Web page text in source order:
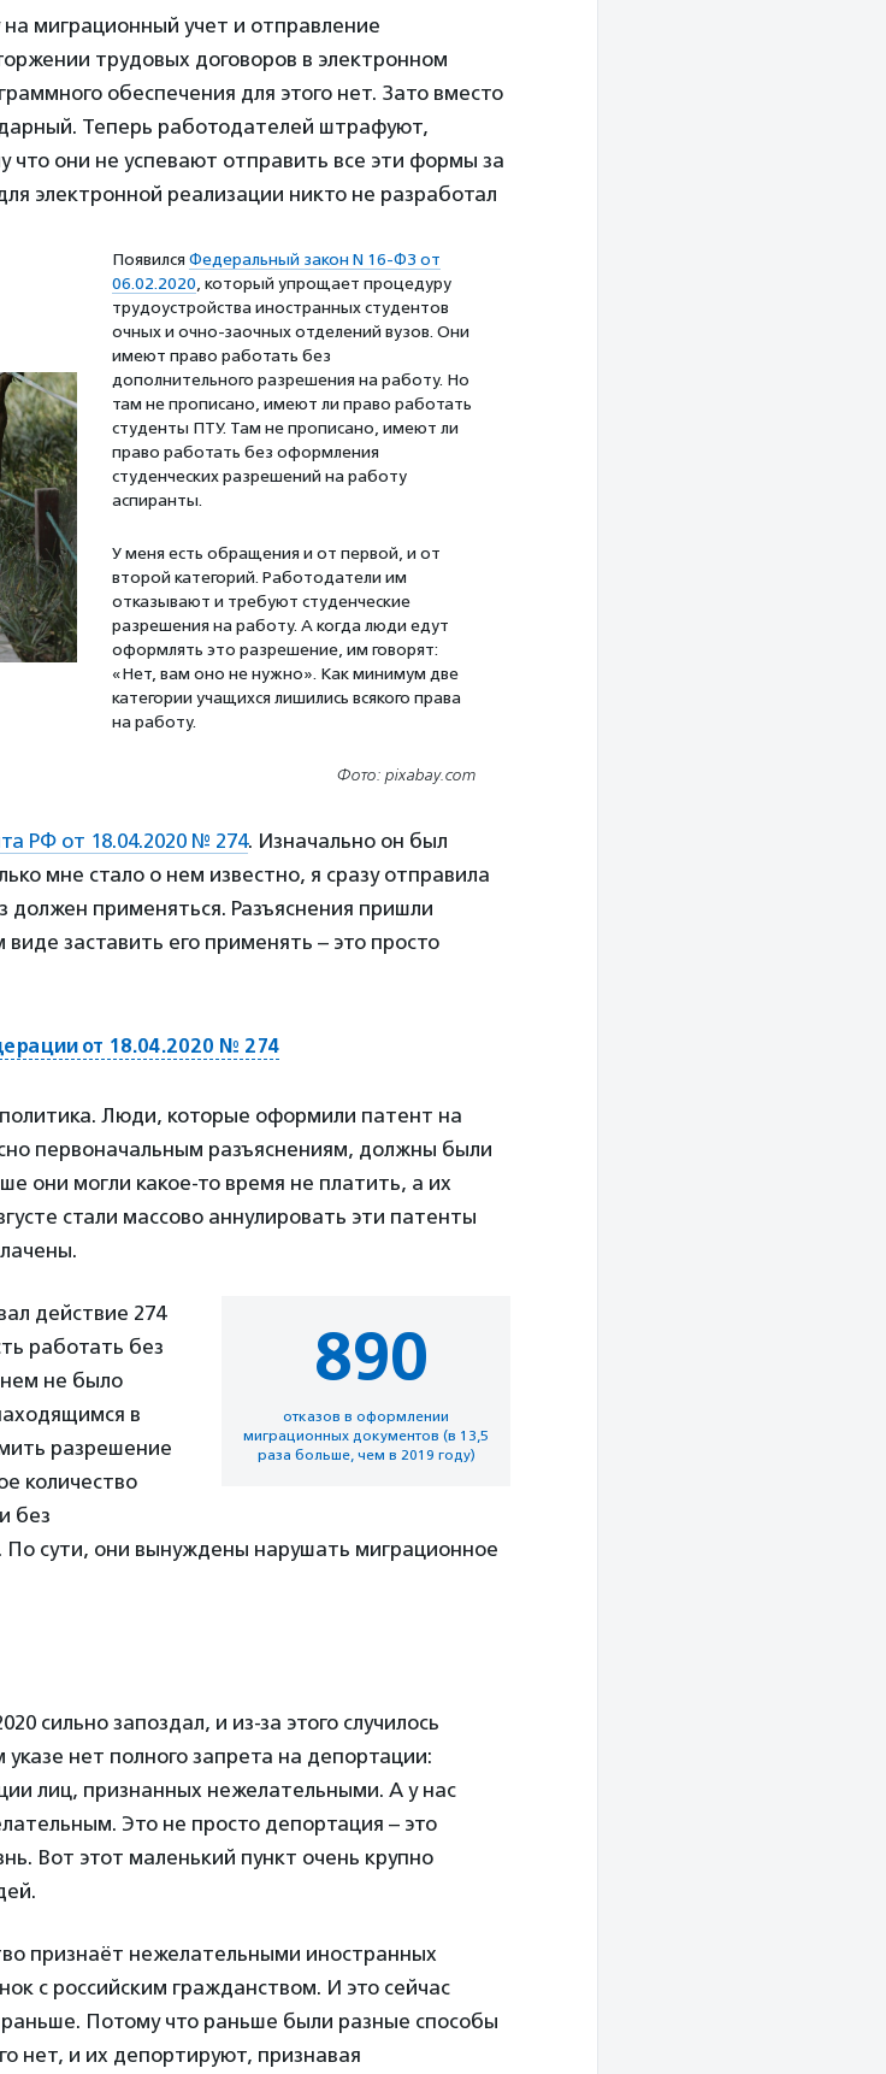
миграционный учет и отправление
трудовых договоров в электронном
обеспечения для этого нет. Зато вместо
Теперь работодателей штрафуют,
что они не успевают отправить все эти формы за
электронной реализации никто не разработал
Появился Федеральный закон N 16-ФЗ от
06.02.2020 , который упрощает процедуру
трудоустройства иностранных студентов
очных и очно-заочных отделений вузов. Они
имеют право работать без
дополнительного разрешения на работу. Но
там не прописано, имеют ли право работать
студенты ПТУ. Там не прописано, имеют ли
право работать без оформления
студенческих разрешений на работу
аспиранты.
У меня есть обращения и от первой, и от
второй категорий. Работодатели им
отказывают и требуют студенческие
разрешения на работу. А когда люди едут
оформлять это разрешение, им говорят:
«Нет, вам оно не нужно». Как минимум две
категории учащихся лишились всякого права
на работу.
Фото: pixabay.com
РФ от 18.04.2020 № 274. Изначально он был
мне стало о нем известно, я сразу отправила
должен применяться. Разъяснения пришли
заставить его применять – это просто
от 18.04.2020 № 274
Люди, которые оформили патент на
первоначальным разъяснениям, должны были
они могли какое-то время не платить, а их
стали массово аннулировать эти патенты
890
отказов в оформлении
миграционных документов (в 13,5
раза больше, чем в 2019 году)
действие 274
работать без
не было
в
разрешение
количество
без
По сути, они вынуждены нарушать миграционное
сильно запоздал, и из-за этого случилось
нет полного запрета на депортации:
лиц, признанных нежелательными. А у нас
Это не просто депортация – это
Вот этот маленький пункт очень крупно
признаёт нежелательными иностранных
с российским гражданством. И это сейчас
Потому что раньше были разные способы
нет, и их депортируют, признавая